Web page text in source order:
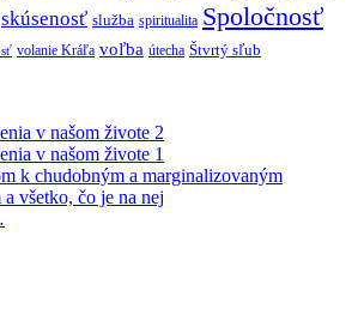
skúsenosť služba spiritualita Spoločnosť
volanie Kráľa voľba útecha Štvrtý sľub
v našom živote 2
v našom živote 1
k chudobným a marginalizovaným
všetko, čo je na nej